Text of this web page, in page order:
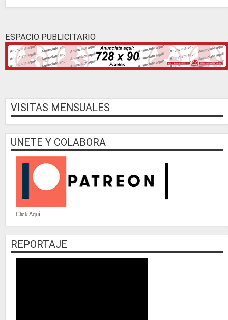
ESPACIO PUBLICITARIO
VISITAS MENSUALES
UNETE Y COLABORA
Click Aquí
REPORTAJE